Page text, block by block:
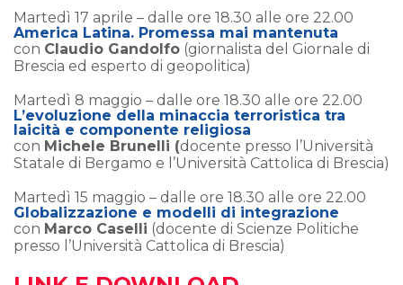
Martedì 17 aprile – dalle ore 18.30 alle ore 22.00
America Latina. Promessa mai mantenuta
con Claudio Gandolfo (giornalista del Giornale di
Brescia ed esperto di geopolitica)
Martedì 8 maggio – dalle ore 18.30 alle ore 22.00
L’evoluzione della minaccia terroristica tra
laicità e componente religiosa
con Michele Brunelli (docente presso l’Università
Statale di Bergamo e l’Università Cattolica di Brescia)
Martedì 15 maggio – dalle ore 18.30 alle ore 22.00
Globalizzazione e modelli di integrazione
con Marco Caselli (docente di Scienze Politiche
presso l’Università Cattolica di Brescia)